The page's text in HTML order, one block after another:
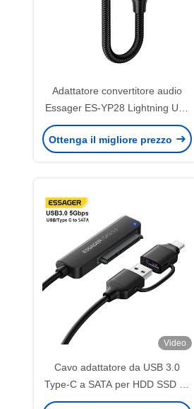
Adattatore convertitore audio
Essager ES-YP28 Lightning Usb
Type C a 3,5 mm
Ottenga il migliore prezzo
Video
Cavo adattatore da USB 3.0
Type-C a SATA per HDD SSD da
2.5 pollici, 5 Gbps